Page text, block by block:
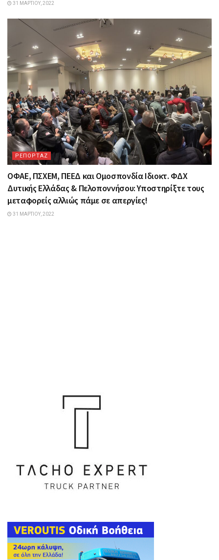
31 ΜΑΡΤΊΟΥ, 2022
ΡΕΠΟΡΤΑΖ
ΟΦΑΕ, ΠΣΧΕΜ, ΠΕΕΔ και Ομοσπονδία Ιδιοκτ. ΦΔΧ
Δυτικής Ελλάδας & Πελοποννήσου: Υποστηρίξτε τους
μεταφορείς αλλιώς πάμε σε απεργίες!
31 ΜΑΡΤΊΟΥ, 2022